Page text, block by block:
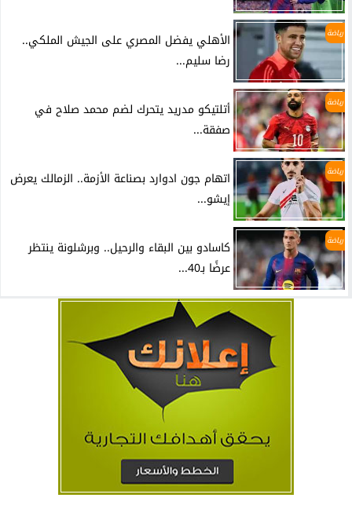
رياضة
الأهلي يفضل المصري على الجيش الملكي..
رضا سليم...
رياضة
أتلتيكو مدريد يتحرك لضم محمد صلاح في
صفقة...
رياضة
اتهام جون ادوارد بصناعة الأزمة.. الزمالك يعرض
إيشو...
رياضة
كاسادو بين البقاء والرحيل.. وبرشلونة ينتظر
عرضًا بـ40...